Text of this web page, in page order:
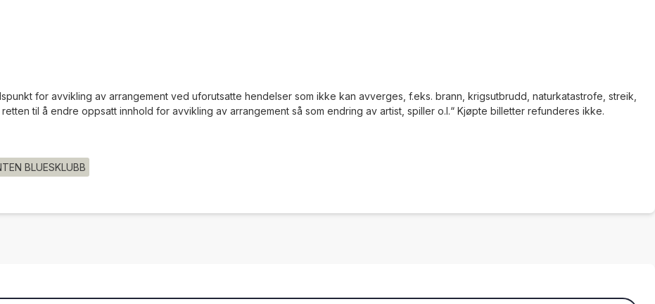
for avvikling av arrangement ved uforutsatte hendelser som ikke kan avverges, f.eks. brann, krigsutbrudd, naturkatastrofe, streik,
til å endre oppsatt innhold for avvikling av arrangement så som endring av artist, spiller o.l.“ Kjøpte billetter refunderes ikke.
BLUESKLUBB